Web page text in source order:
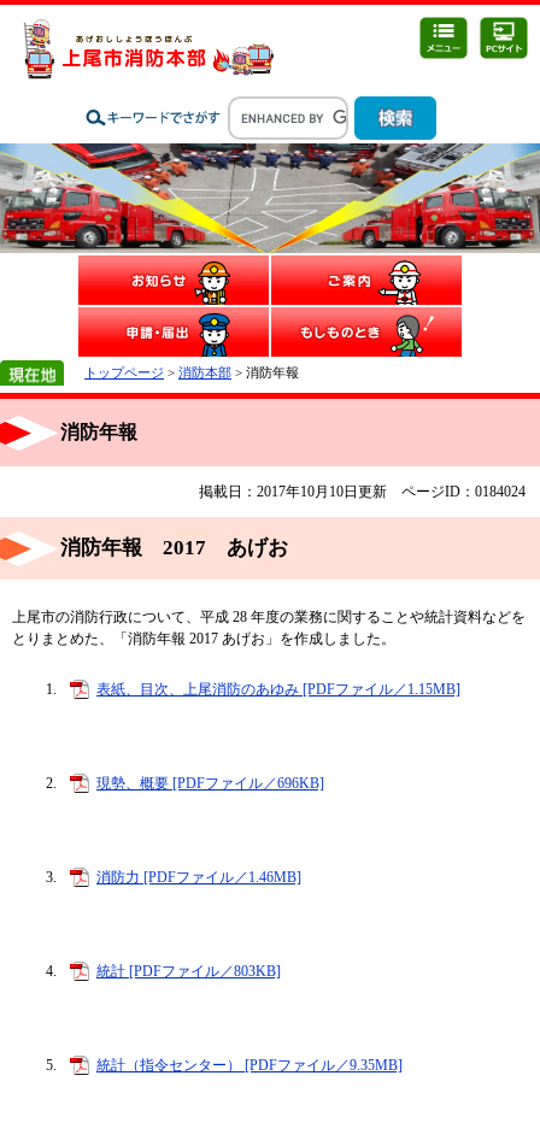
トップページ > 消防本部 > 消防年報
消防年報
掲載日：2017年10月10日更新 ページID：0184024
消防年報 2017 あげお
上尾市の消防行政について、平成 28 年度の業務に関することや統計資料などを
とりまとめた、「消防年報 2017 あげお」を作成しました。
表紙、目次、上尾消防のあゆみ [PDFファイル／1.15MB]
現勢、概要 [PDFファイル／696KB]
消防力 [PDFファイル／1.46MB]
統計 [PDFファイル／803KB]
統計（指令センター） [PDFファイル／9.35MB]